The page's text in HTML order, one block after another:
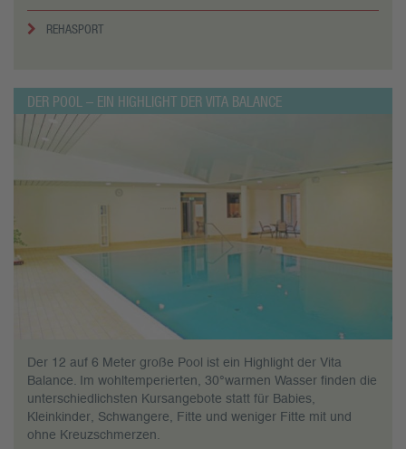
REHASPORT
DER POOL – EIN HIGHLIGHT DER VITA BALANCE
Der 12 auf 6 Meter große Pool ist ein Highlight der Vita
Balance. Im wohltemperierten, 30°warmen Wasser finden die
unterschiedlichsten Kursangebote statt für Babies,
Kleinkinder, Schwangere, Fitte und weniger Fitte mit und
ohne Kreuzschmerzen.